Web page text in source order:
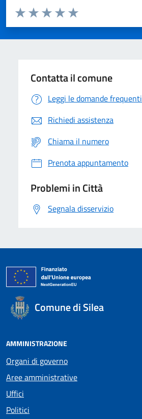
Domanda
Valuta da 1 a 5 stelle la pagina
Valuta 5 stelle su 5
Valuta 4 stelle su 5
Valuta 3 stelle su 5
Valuta 2 stelle su 5
Valuta 1 stelle su 5
Contatta il comune
Leggi le domande frequenti
Richiedi assistenza
Chiama il numero
Prenota appuntamento
Problemi in Città
Segnala disservizio
Comune di Silea
AMMINISTRAZIONE
Organi di governo
Aree amministrative
Uffici
Politici